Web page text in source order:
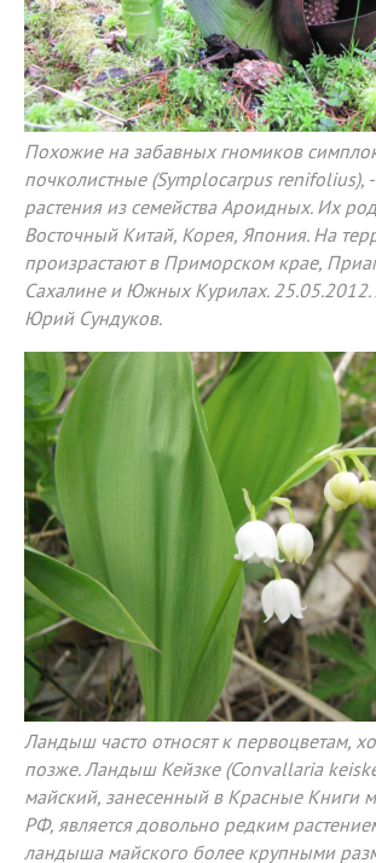
Похожие на забавных гномиков
почколистные (Symplocarpus renifolius),
растения из семейства Ароидных. Их
Восточный Китай, Корея, Япония. На
произрастают в Приморском крае,
Сахалине и Южных Курилах. 25.05.2012.
Юрий Сундуков.
Ландыш часто относят к первоцветам,
позже. Ландыш Кейзке (Convallaria
майский, занесенный в Красные Книги
РФ, является довольно редким
ландыша майского более крупными